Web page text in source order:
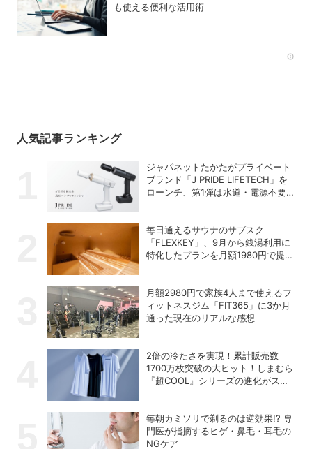
も使える便利な活用術
人気記事ランキング
ジャパネットたかたがプライベート
ブランド「J PRIDE LIFETECH」を
ローンチ、第1弾は水道・電源不要
毎日通えるサウナのサブスク
「FLEXKEY」、9月から銭湯利用に
特化したプランを月額1980円で提供
月額2980円で家族4人まで使えるフ
ィットネスジム「FIT365」に3か月
通った現在のリアルな感想
2倍の冷たさを実現！累計販売数
1700万枚突破の大ヒット！しまむら
『超COOL』シリーズの進化がスゴ
毎朝カミソリで剃るのは逆効果!? 専
門医が指摘するヒゲ・鼻毛・耳毛の
NGケア